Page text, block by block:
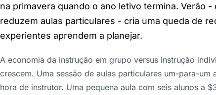
na primavera quando o ano letivo termina. Verão
reduzem aulas particulares - cria uma queda de
experientes aprendem a planejar.
A economia da instrução em grupo versus instrução
crescem. Uma sessão de aulas particulares um-para-
hora de instrutor. Uma pequena aula com seis alunos a